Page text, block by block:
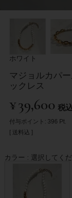
ホワイト
マジョルカパ
ックレス
¥39,600 税
付与ポイント: 396 Pt.
送料込
カラー 選択してく